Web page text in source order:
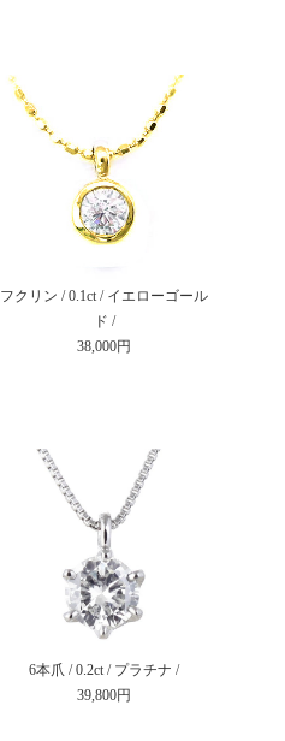
6本爪 / 0.2ct / プラチナ /
39,800円
フクリン / 0.1ct / イエローゴール
ド /
38,000円